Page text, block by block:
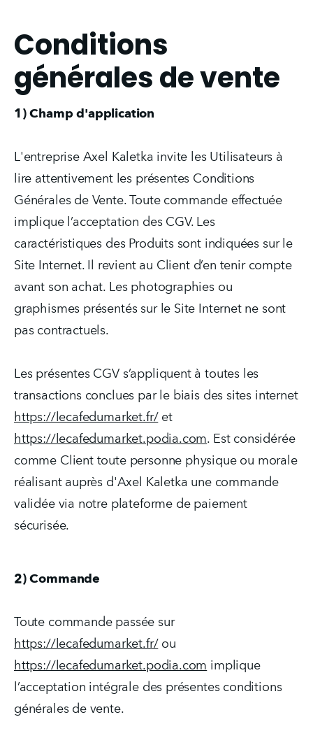
Conditions
générales de vente
1) Champ d'application
L'entreprise Axel Kaletka invite les Utilisateurs à
lire attentivement les présentes Conditions
Générales de Vente. Toute commande effectuée
implique l’acceptation des CGV. Les
caractéristiques des Produits sont indiquées sur le
Site Internet. Il revient au Client d’en tenir compte
avant son achat. Les photographies ou
graphismes présentés sur le Site Internet ne sont
pas contractuels.
Les présentes CGV s’appliquent à toutes les
transactions conclues par le biais des sites internet
https://lecafedumarket.fr/
et
https://lecafedumarket.podia.com. Est considérée
comme Client toute personne physique ou morale
réalisant auprès d'Axel Kaletka une commande
validée via notre plateforme de paiement
sécurisée.
2) Commande
Toute commande passée sur
https://lecafedumarket.fr/
https://lecafedumarket.podia.com implique
l’acceptation intégrale des présentes conditions
générales de vente.